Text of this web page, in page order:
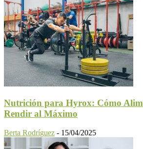
Nutrición para Hyrox: Cómo
Rendir al Máximo
Berta Rodríguez - 15/04/2025